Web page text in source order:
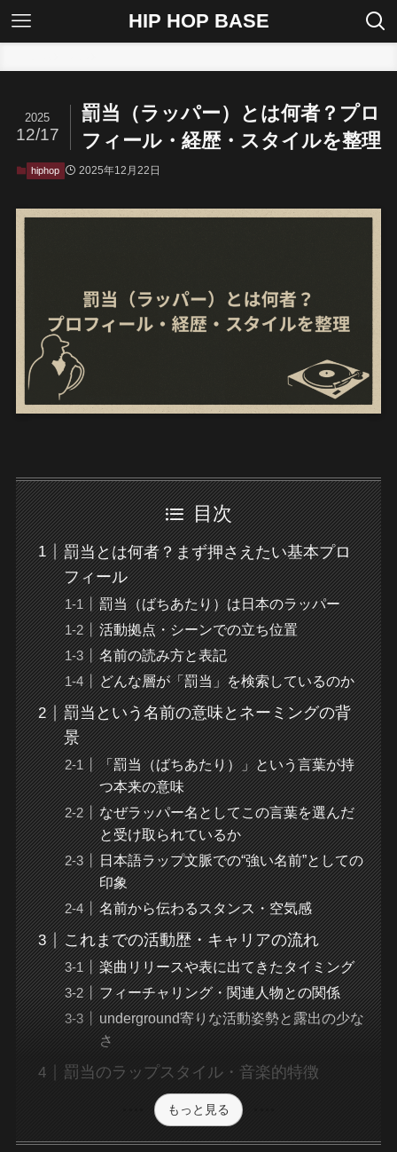
HIP HOP BASE
罰当（ラッパー）とは何者？プロ
フィール・経歴・スタイルを整理
2025
12/17
hiphop 2025年12月22日
目次
罰当とは何者？まず押さえたい基本プロ
フィール
罰当（ばちあたり）は日本のラッパー
活動拠点・シーンでの立ち位置
名前の読み方と表記
どんな層が「罰当」を検索しているのか
罰当という名前の意味とネーミングの背
景
「罰当（ばちあたり）」という言葉が持
つ本来の意味
なぜラッパー名としてこの言葉を選んだ
と受け取られているか
日本語ラップ文脈での“強い名前”としての
印象
名前から伝わるスタンス・空気感
これまでの活動歴・キャリアの流れ
楽曲リリースや表に出てきたタイミング
フィーチャリング・関連人物との関係
underground寄りな活動姿勢と露出の少な
さ
罰当のラップスタイル・音楽的特徴
もっと見る